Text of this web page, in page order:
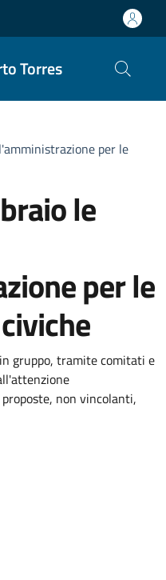
Torres
per le
le
per le
gruppo, tramite comitati e
non vincolanti,